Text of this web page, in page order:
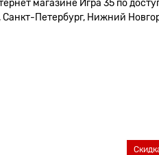
магазине Игра 35 по
Петербург, Нижний